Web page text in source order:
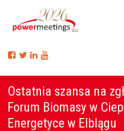
Ostatnia szansa na
Forum Biomasy w
Energetyce w Elblągu